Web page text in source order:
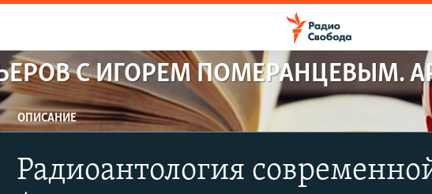
С ИГОРЕМ ПОМЕРАНЦЕВЫМ.
ОПИСАНИЕ
Радиоантология